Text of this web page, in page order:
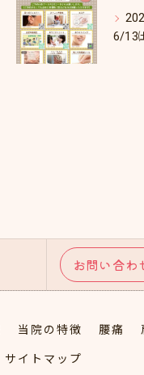
お問い合わ
当院の特徴 腰痛
サイトマップ